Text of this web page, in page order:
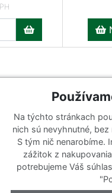
Katalógy
Zoznam katalógov
Na týchto stránkach
nich sú nevyhnutné,
S tým nič nenarobíme.
zážitok z
potrebujeme Váš